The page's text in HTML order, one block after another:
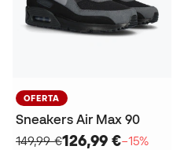
OFERTA
Sneakers Air Max 90
149,99 €126,99 €−15%